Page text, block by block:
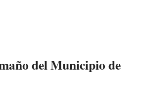
del Municipio de